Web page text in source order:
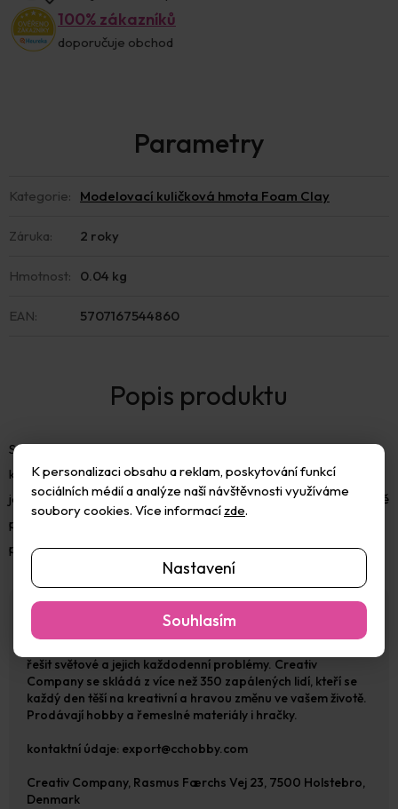
K personalizaci obsahu a reklam, poskytování funkcí
sociálních médií a analýze naší návštěvnosti využíváme
soubory cookies. Více informacízde.
Nastavení
Souhlasím
100% zákazníků
doporučuje obchod
Samotvrdnoucí modelovací hmota s malými polystyrenovými
kuličkami je vhodná na modelování a nanášení na předměty, jako
je karton, polystyren, dřevo, apod. Před použitím hmotu důkladně
propracujte hnětením, potom vymodelujte kuličku, pevně ji
přitiskněte n
Kategorie: Modelovací kuličková hmota Foam Clay
Záruka: 2 roky
Hmotnost: 0.04 kg
EAN: 5707167544860
V Creativ Company věří, že kreativita, hra a učení jsou
klíčem k rozvoji světa udržitelného růstu a rozvoje. Zvědaví,
řešit světové a jejich každodenní problémy. Creativ
Company se skládá z více než 350 zapálených lidí, kteří se
každý den těší na kreativní a hravou změnu ve vašem životě.
Prodávají hobby a řemeslné materiály i hračky.
kontaktní údaje: export@cchobby.com
Creativ Company, Rasmus Færchs Vej 23, 7500 Holstebro,
Denmark